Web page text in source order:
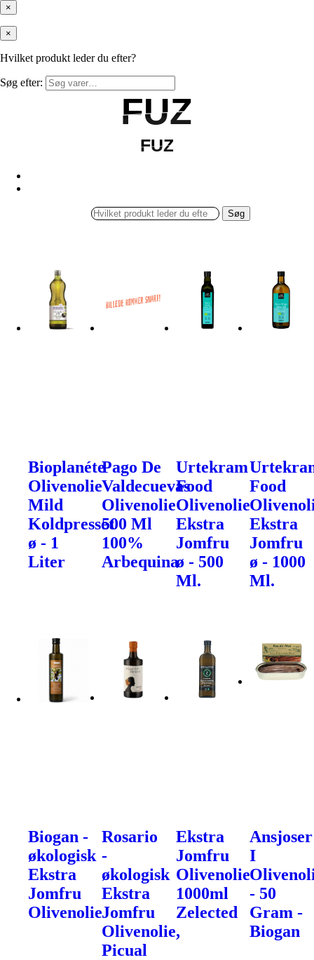
×
×
Hvilket produkt leder du efter?
Søg efter:
FUZ
FUZ
FUZ
FUZ
Søg
Bioplanéte
Olivenolie
Mild
Koldpresset
ø - 1
Liter
Pago De
Valdecuevas
Olivenolie
500 Ml
100%
Arbequina
Urtekram
Food
Olivenolie
Ekstra
Jomfru
ø - 500
Ml.
Food
Ekstra
Jomfru
ø - 1000
Ml.
Biogan -
økologisk
Ekstra
Jomfru
Olivenolie
Rosario
-
økologisk
Ekstra
Jomfru
Olivenolie,
Picual
Ekstra
Jomfru
Olivenolie
1000ml
Zelected
Ansjoser
I
- 50
Gram -
Biogan